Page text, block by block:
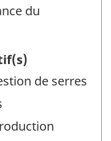
du
de serres